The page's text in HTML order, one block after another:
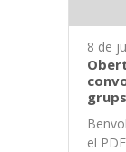
8 de
el